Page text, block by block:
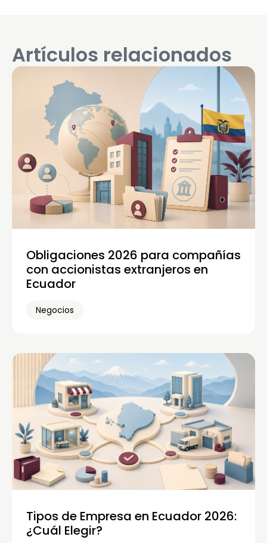
Artículos relacionados
Obligaciones 2026 para compañías
con accionistas extranjeros en
Ecuador
Negocios
Tipos de Empresa en Ecuador 2026:
¿Cuál Elegir?